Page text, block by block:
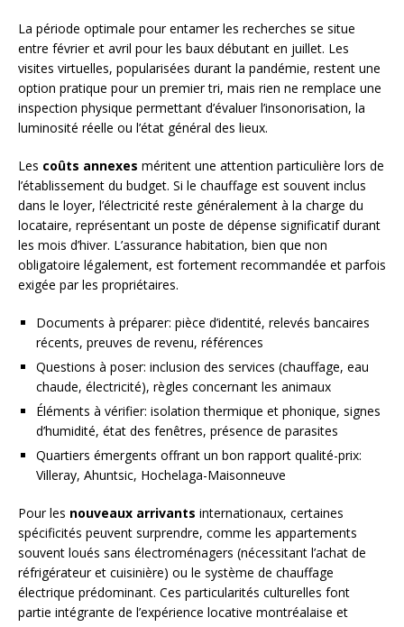
La période optimale pour entamer les recherches se situe
entre février et avril pour les baux débutant en juillet. Les
visites virtuelles, popularisées durant la pandémie, restent une
option pratique pour un premier tri, mais rien ne remplace une
inspection physique permettant d’évaluer l’insonorisation, la
luminosité réelle ou l’état général des lieux.
Les coûts annexes méritent une attention particulière lors de
l’établissement du budget. Si le chauffage est souvent inclus
dans le loyer, l’électricité reste généralement à la charge du
locataire, représentant un poste de dépense significatif durant
les mois d’hiver. L’assurance habitation, bien que non
obligatoire légalement, est fortement recommandée et parfois
exigée par les propriétaires.
Documents à préparer: pièce d’identité, relevés bancaires
récents, preuves de revenu, références
Questions à poser: inclusion des services (chauffage, eau
chaude, électricité), règles concernant les animaux
Éléments à vérifier: isolation thermique et phonique, signes
d’humidité, état des fenêtres, présence de parasites
Quartiers émergents offrant un bon rapport qualité-prix:
Villeray, Ahuntsic, Hochelaga-Maisonneuve
Pour les nouveaux arrivants internationaux, certaines
spécificités peuvent surprendre, comme les appartements
souvent loués sans électroménagers (nécessitant l’achat de
réfrigérateur et cuisinière) ou le système de chauffage
électrique prédominant. Ces particularités culturelles font
partie intégrante de l’expérience locative montréalaise et